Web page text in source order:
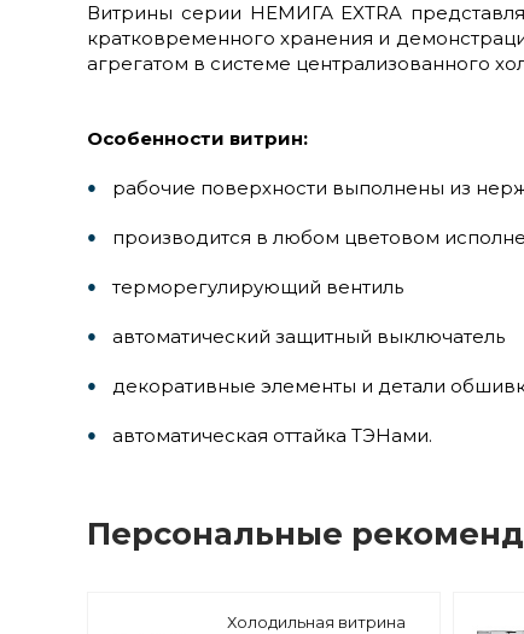
Витрины серии НЕМИГА EXTRA
кратковременного хранения и
агрегатом в системе централизованного
Особенности витрин:
рабочие поверхности выполнены из
производится в любом цветовом
терморегулирующий вентиль
автоматический защитный выключатель
декоративные элементы и детали
автоматическая оттайка ТЭНами.
Персональные
Холодильная витрина